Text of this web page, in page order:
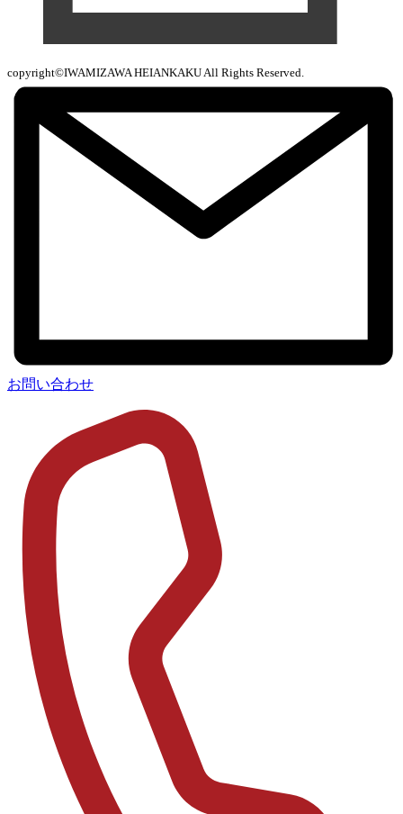
copyright©IWAMIZAWA HEIANKAKU All Rights Reserved.
お問い合わせ